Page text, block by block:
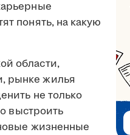
понять, на какую
области,
рынке жилья
не только
выстроить
жизненные